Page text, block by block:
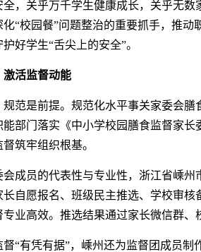
全，关乎万千学生健康成长，关乎无
“校园餐”问题整治的重要抓手，推
好学生“舌尖上的安全”。
激活监督动能
规范是前提。规范化水平事关家委会
能部门落实《中小学校园膳食监督家
筑牢组织根基。
会成员的代表性与专业性，浙江省嵊
自愿报名、班级民主推选、学校审
业高效。推选结果通过家长微信群、
督“有凭有据”，嵊州还为监督团成员